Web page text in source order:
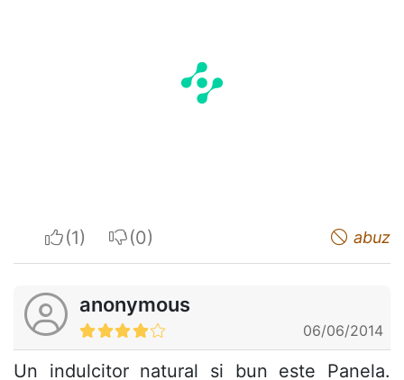
I apreciateI do not appreciate abuz
anonymous
06/06/2014
Un indulcitor natural si bun este Panela.